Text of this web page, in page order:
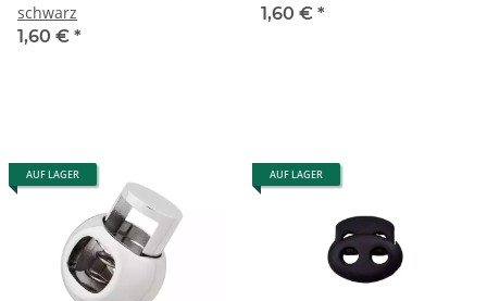
schwarz
1,60 € *
1,60 € *
AUF LAGER AUF LAGER